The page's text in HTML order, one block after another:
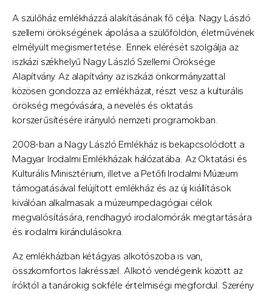
A szülőház emlékházzá alakításának fő célja: Nagy László
szellemi örökségének ápolása a szülőföldön, életművének
elmélyült megismertetése. Ennek elérését szolgálja az
iszkázi székhelyű Nagy László Szellemi Öröksége
Alapítvány. Az alapítvány az iszkázi önkormányzattal
közösen gondozza az emlékházat, részt vesz a kulturális
örökség megóvására, a nevelés és oktatás
korszerűsítésére irányuló nemzeti programokban.
2008-ban a Nagy László Emlékház is bekapcsolódott a
Magyar Irodalmi Emlékházak hálózatába. Az Oktatási és
Kulturális Minisztérium, illetve a Petőfi Irodalmi Múzeum
támogatásával felújított emlékház és az új kiállítások
kiválóan alkalmasak a múzeumpedagógiai célok
megvalósítására, rendhagyó irodalomórák megtartására
és irodalmi kirándulásokra.
Az emlékházban kétágyas alkotószoba is van,
összkomfortos lakrésszel. Alkotó vendégeink között az
íróktól a tanárokig sokféle értelmiségi megfordul. Szerény